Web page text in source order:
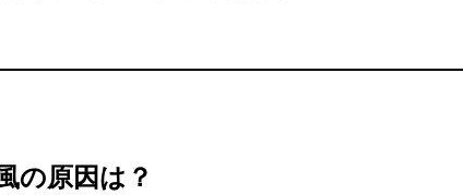
の原因は？